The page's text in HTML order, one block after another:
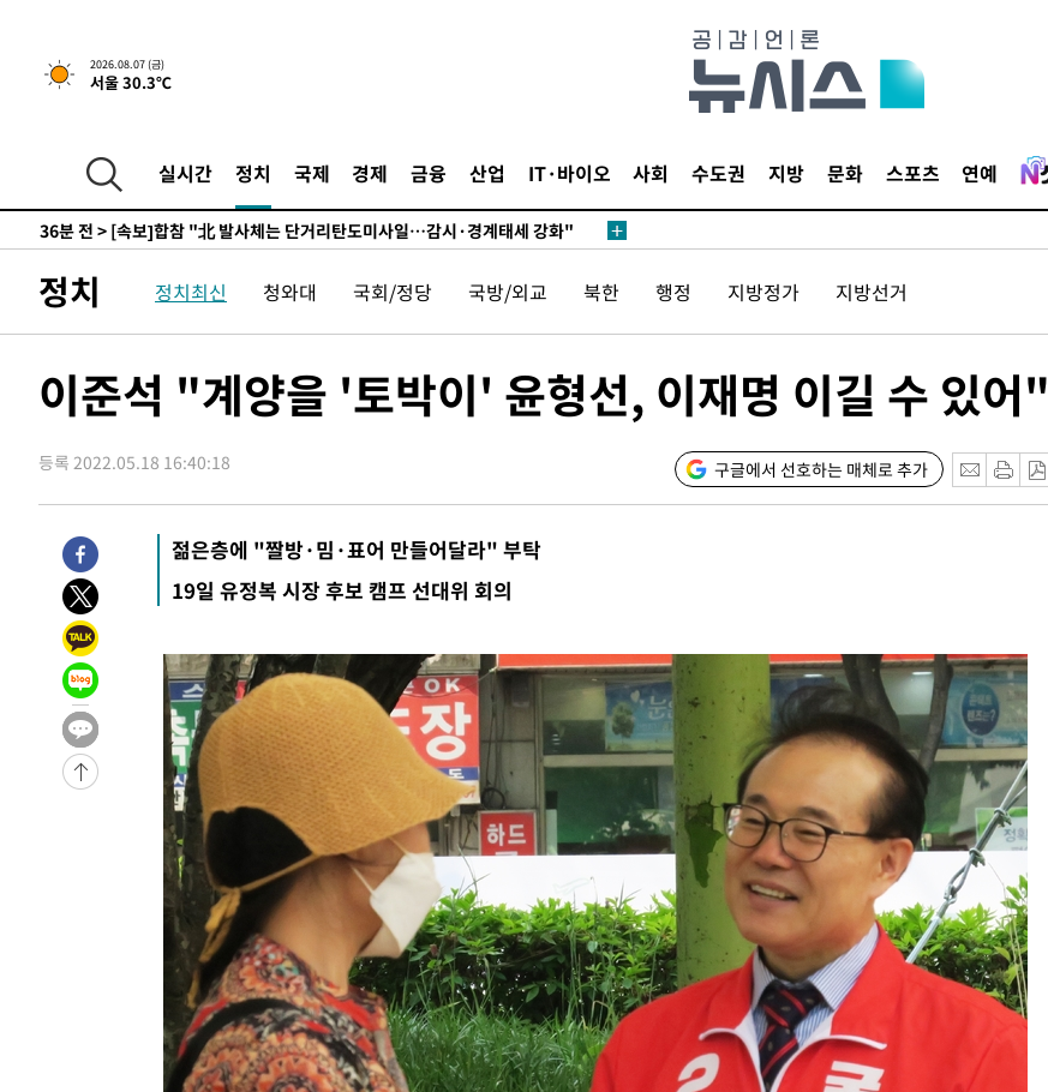
2026.08.07 (금)
서울 30.3℃
실시간 정치 국제 경제 금융 산업 IT·바이오 사회 수도권 지방 문화 스포츠 연예
-15278초 전 >'월드컵 탈락 후폭풍' 축구협회…11시간 걸린 초유의 압수수색(종
-12192초 전 >
경찰, '홍명보는 2순위' 결론냈던 스포츠윤리센터도 압수수색
36분 전 >[속보]합참 "北 발사체는 단거리탄도미사일…감시·경계태세 강화"
41분 전 > 日방위성, 北이 동해로 쏜 발사체는 탄도미사일 가능성
1시간 전 >
1시간 전 >
[속보]합참 "북, 동해상으로 미상 발사체 발사"
1시간 전 >'낮 최고 39도' 불볕더위…한밤 열대야도 계속[내일날씨]
1시간 전 >[속보]7~9일 프로야구 3연전도 폭염 취소…11일 재개
1시간 전 >"韓 외환시장 개입 관측 배경엔 美의 대한국 무역적자 있어"
1시간 전 >서울 낮 37.9도, 올여름 최고치 경신…영등포 순간 '40도'
1시간 전 >[속보]종합특검, 대검 추가 압수수색…내란 중요임무종사 혐의
2시간 전 >
[속보]코스닥, 800p 회복…0.26% 오른 801.67 마감
2시간 전 >
2시간 전 > [속보]원·달러 환율, 0.7원 내린 1423.8원 마감
3시간 전 >
4시간 전 >
손흥민, 5경기 연속골 실패…LAFC는 승부차기 끝 과달라하라 격파
6시간 전 >
내일까지 39도 '펄펄'…기상청 "태풍 지나며 폭염 잠시 꺾인다"
-15278초 전 >
'월드컵 탈락 후폭풍' 축구협회…11시간 걸린 초유의 압수수색(종
-14714초 전 >
[속보] 뉴욕증시, 혼조 출발…나스닥 0.3%↓, 다우 0.14%↑
축구협회, 15년 전 심판 성 접대 파문에 "현재는 내부 지침 준수"
경찰, '홍명보는 2순위' 결론냈던 스포츠윤리센터도 압수수색
[속보]합참 "北 발사체는 단거리탄도미사일…감시·경계태세 강화"
日방위성, 北이 동해로 쏜 발사체는 탄도미사일 가능성
[속보] SKT, 에이닷 서비스 장애 발생…"원인 파악 중"
[속보]합참 "북, 동해상으로 미상 발사체 발사"
'낮 최고 39도' 불볕더위…한밤 열대야도 계속[내일날씨]
[속보]7~9일 프로야구 3연전도 폭염 취소…11일 재개
"韓 외환시장 개입 관측 배경엔 美의 대한국 무역적자 있어"
정치 정치최신 청와대 국회/정당 국방/외교 북한 행정 지방정가 지방선거
이준석 "계양을 '토박이' 윤형선, 이재명 이길 수 있어"
등록 2022.05.18 16:40:18 구글에서 선호하는 매체로 추가
젊은층에 "짤방·밈·표어 만들어달라" 부탁
19일 유정복 시장 후보 캠프 선대위 회의